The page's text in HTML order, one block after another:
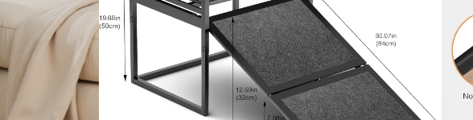
kis birodalmat – ott, ahol a legjobban szeret lenni: melletted!
stílusos és tökéletes megoldás arra, hogy kis- vagy
elérje a kanapét vagy az ágy szintjét, miközben biztonságban